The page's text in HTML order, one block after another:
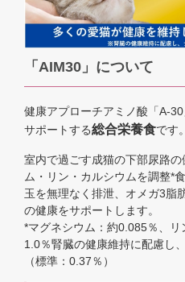
「AIM30」について
健康アプローチアミノ酸「A-
サポートする総合栄養食です。
室内で過ごす成猫の下部尿路
ム・リン・カルシウムを調整*
玉を無理なく排泄、オメガ3脂
の健康をサポートします。
*マグネシウム：約0.085％、
1.0％腎臓の健康維持に配慮し
（標準：0.37％）